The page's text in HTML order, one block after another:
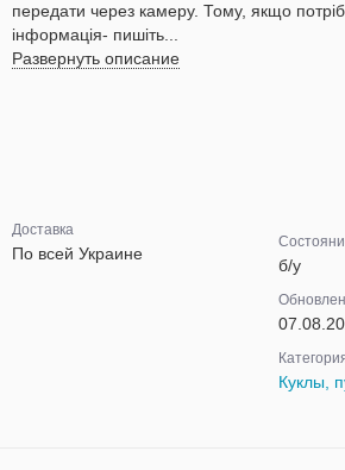
передати через камеру. Тому, якщо
інформація- пишіть...
Развернуть описание
Доставка
По всей Украине
б/у
Куклы,